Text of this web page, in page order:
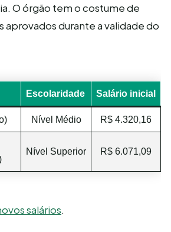
O órgão tem o costume de
aprovados durante a validade do
Escolaridade Salário inicial
Nível Médio R$ 4.320,16
Nível Superior R$ 6.071,09
salários.